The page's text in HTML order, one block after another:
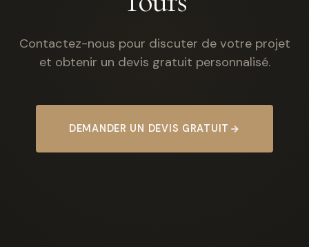
Contactez-nous pour discuter de votre projet
et obtenir un devis gratuit personnalisé.
DEMANDER UN DEVIS GRATUIT